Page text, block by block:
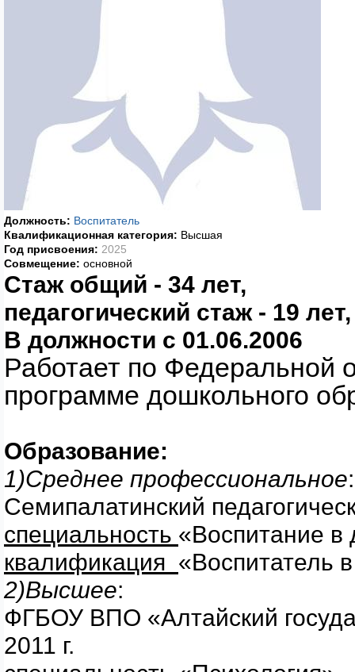
Должность: Воспитатель
Квалификационная категория: Высшая
Год присвоения: 2025
Совмещение: основной
Стаж общий - 34 лет,
педагогический стаж - 19 лет,
В должности с 01.06.2006
Работает по Федеральной
программе дошкольного
Образование:
1)Среднее профессиональное:
Семипалатинский
специальность «Воспитание
квалификация «Воспитатель
2)Высшее:
ФГБОУ ВПО «Алтайский
2011 г.